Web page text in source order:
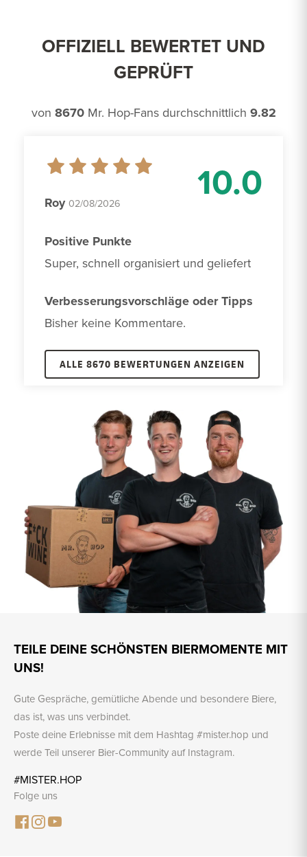
OFFIZIELL BEWERTET UND
GEPRÜFT
von 8670Mr. Hop-Fans durchschnittlich 9.82
10.0
Roy 02/08/2026
Positive Punkte
Super, schnell organisiert und geliefert
Verbesserungsvorschläge oder Tipps
Bisher keine Kommentare.
ALLE 8670 BEWERTUNGEN ANZEIGEN
TEILE DEINE SCHÖNSTEN BIERMOMENTE MIT
UNS!
Gute Gespräche, gemütliche Abende und besondere Biere,
das ist, was uns verbindet.
Poste deine Erlebnisse mit dem Hashtag #mister.hop und
werde Teil unserer Bier-Community auf Instagram.
#MISTER.HOP
Folge uns